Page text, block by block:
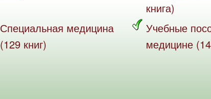
книга)
Специальная медицина
(129 книг)
Учебные
медицине